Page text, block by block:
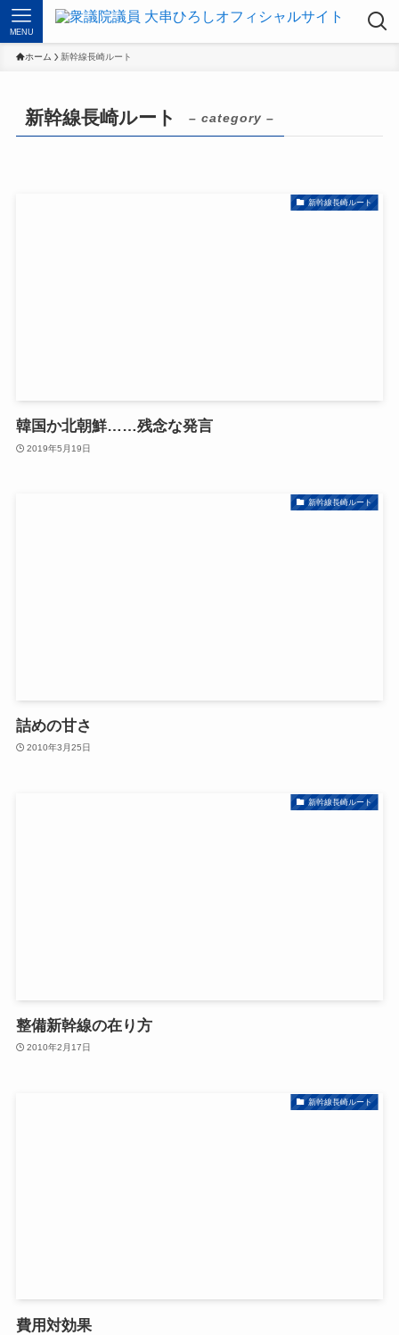
MENU
ホーム 新幹線長崎ルート
新幹線長崎ルート – category –
新幹線長崎ルート
韓国か北朝鮮……残念な発言
2019年5月19日
新幹線長崎ルート
詰めの甘さ
2010年3月25日
新幹線長崎ルート
整備新幹線の在り方
2010年2月17日
新幹線長崎ルート
費用対効果